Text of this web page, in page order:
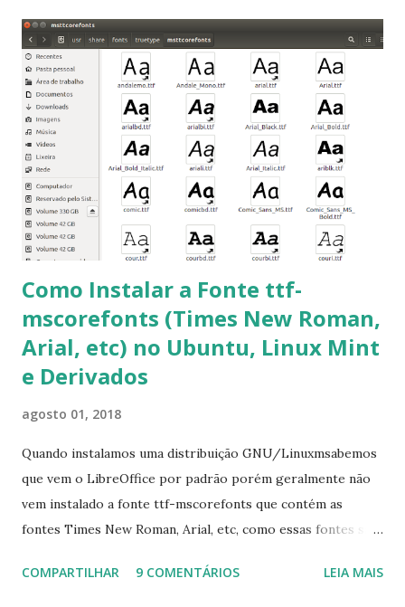
que contém essas fontes. Ao instalar o GNU/Linux abra o
terminal e execute o comando: $ sudo apt-get install ttf-
mscorefonts-installer Leia os termos de uso e avance
clicando em “Ok” Agora aceite os termos de uso clicando
em “Sim” Pronto agora abra o LibreOffice e veja se as
fontes Times New Roman, Arial estão instaladas. Caso
ocorra algum erro ou precisa reinstalar, execute: $ sudo
apt-get install --reinstall ttf-mscorefonts-installer
Como Instalar a Fonte ttf-
mscorefonts (Times New Roman,
Arial, etc) no Ubuntu, Linux Mint
e Derivados
agosto 01, 2018
Quando instalamos uma distribuição GNU/Linuxmsabemos
que vem o LibreOffice por padrão porém geralmente não
vem instalado a fonte ttf-mscorefonts que contém as
fontes Times New Roman, Arial, etc, como essas fontes são
a Associação Brasileira de Normas Técnicas (ABNT), exige
COMPARTILHAR 9 COMENTÁRIOS LEIA MAIS